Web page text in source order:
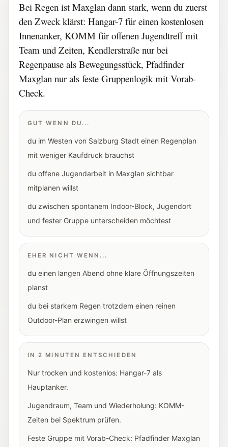
Bei Regen ist Maxglan dann stark, wenn du zuerst
den Zweck klärst: Hangar-7 für einen kostenlosen
Innenanker, KOMM für offenen Jugendtreff mit
Team und Zeiten, Kendlerstraße nur bei
Regenpause als Bewegungsstück, Pfadfinder
Maxglan nur als feste Gruppenlogik mit Vorab-
Check.
GUT WENN DU...
du im Westen von Salzburg Stadt einen Regenplan
mit weniger Kaufdruck brauchst
du offene Jugendarbeit in Maxglan sichtbar
mitplanen willst
du zwischen spontanem Indoor-Block, Jugendort
und fester Gruppe unterscheiden möchtest
EHER NICHT WENN...
du einen langen Abend ohne klare Öffnungszeiten
planst
du bei starkem Regen trotzdem einen reinen
Outdoor-Plan erzwingen willst
IN 2 MINUTEN ENTSCHIEDEN
Nur trocken und kostenlos: Hangar-7 als
Hauptanker.
Jugendraum, Team und Wiederholung: KOMM-
Zeiten bei Spektrum prüfen.
Feste Gruppe mit Vorab-Check: Pfadfinder Maxglan